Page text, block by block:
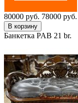
80000 руб. 78000 руб.
Банкетка PAB 21 br.